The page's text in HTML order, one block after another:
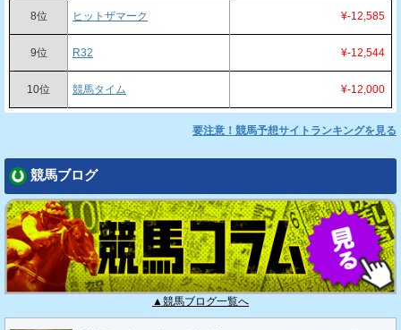
8位 ヒットザマーク ¥-12,585
9位 R32 ¥-12,544
10位 競馬タイム ¥-12,000
要注意！競馬予想サイトランキングを見る
競馬ブログ
▲競馬ブログ一覧へ